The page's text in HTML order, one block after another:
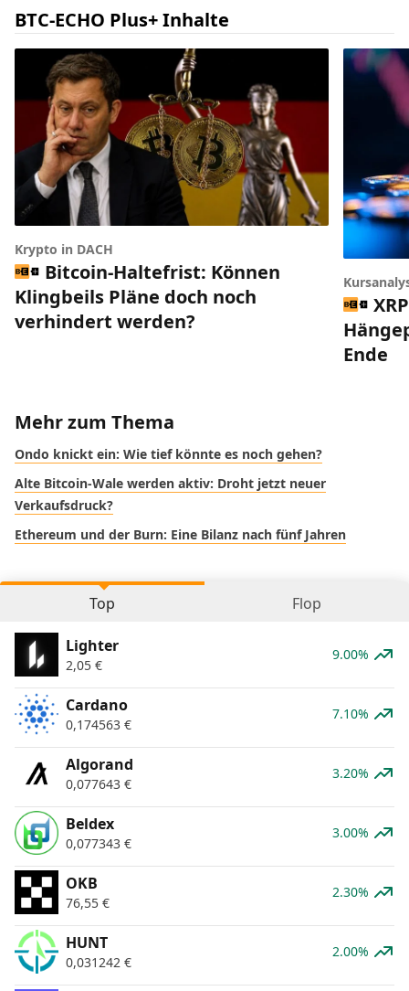
BTC-ECHO Plus+ Inhalte
Krypto in DACH
Bitcoin-Haltefrist: Können
Klingbeils Pläne doch noch
verhindert werden?
Ende
Mehr zum Thema
Ondo knickt ein: Wie tief könnte es noch gehen?
Alte Bitcoin-Wale werden aktiv: Droht jetzt neuer
Verkaufsdruck?
Ethereum und der Burn: Eine Bilanz nach fünf Jahren
Top Flop
Lighter
2,05 €
9.00%
Cardano
0,174563 €
7.10%
Algorand
0,077643 €
3.20%
Beldex
0,077343 €
3.00%
OKB
76,55 €
2.30%
HUNT
0,031242 €
2.00%